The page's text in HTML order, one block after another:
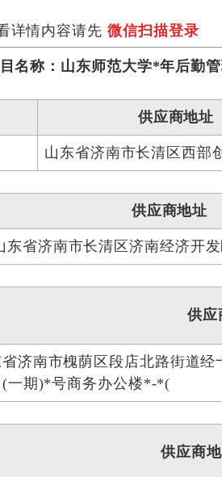
详情内容请先 微信扫描登录
名称：山东师范大学*年后勤
供应商地址
山东省济南市长清区西部
供应商地址
东省济南市长清区济南经济开
供应
济南市槐荫区段店北路街道
(一期)*号商务办公楼*-*(
供应商